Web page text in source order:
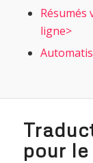
Résumés
ligne>
pour